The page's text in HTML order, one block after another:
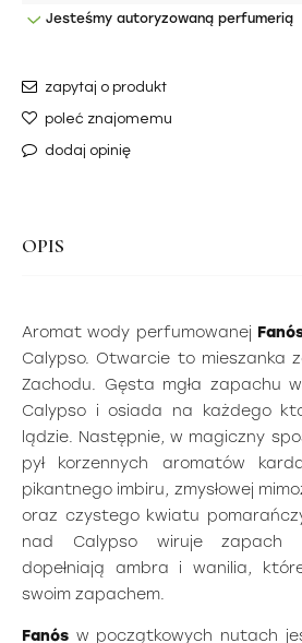
Jesteśmy autoryzowaną perfumerią
zapytaj o produkt
poleć znajomemu
dodaj opinię
OPIS
Aromat wody perfumowanej
Calypso. Otwarcie to mieszanka
Zachodu. Gęsta mgła zapachu
Calypso i osiada na każdego
lądzie. Następnie, w magiczny
pył korzennych aromatów
pikantnego imbiru, zmysłowej
oraz czystego kwiatu
nad Calypso wiruje zapach
dopełniają ambra i wanilia,
swoim zapachem.
Fanós w początkowych nutach